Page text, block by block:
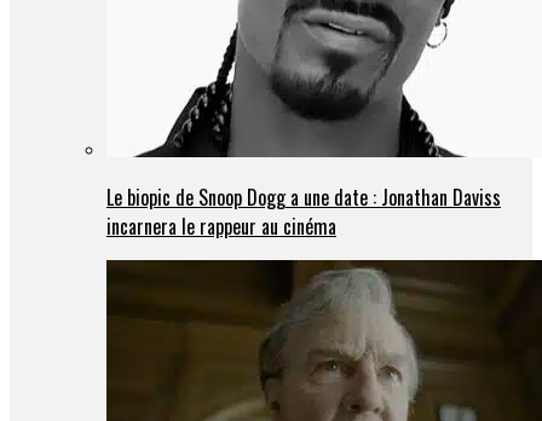
Le biopic de Snoop Dogg a une date : Jonathan Daviss
incarnera le rappeur au cinéma